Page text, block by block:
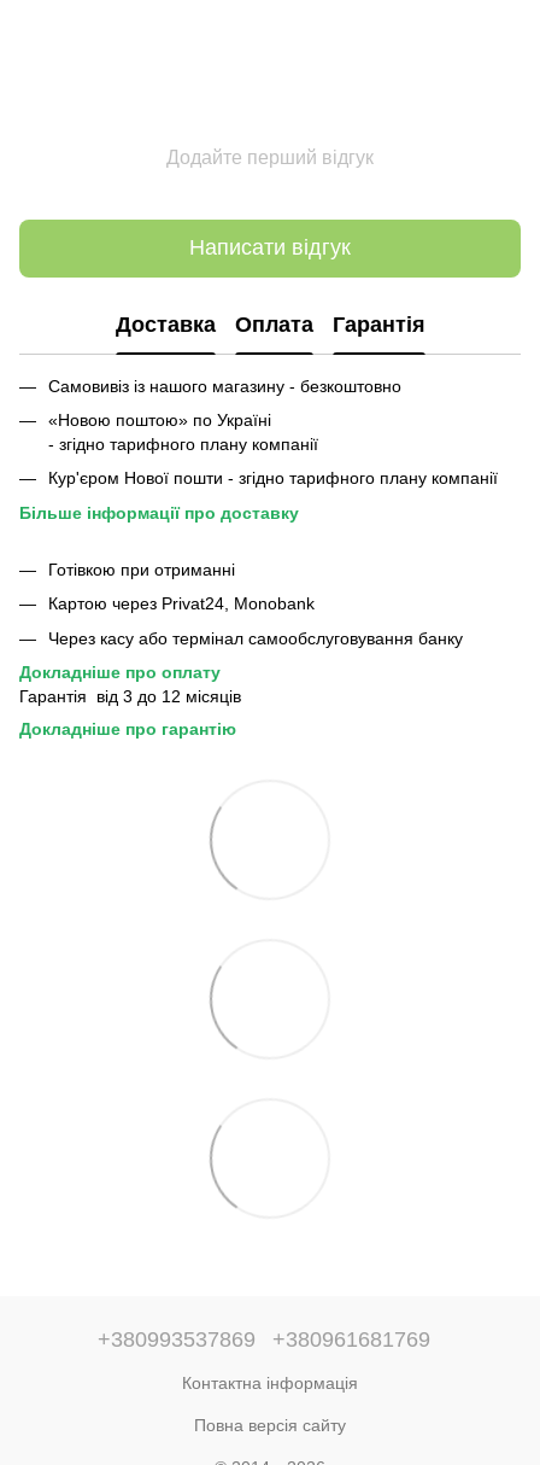
Додайте перший відгук
Написати відгук
Доставка Оплата Гарантія
Самовивіз із нашого магазину - безкоштовно
«Новою поштою» по Україні
- згідно тарифного плану компанії
Кур'єром Нової пошти - згідно тарифного плану компанії
Більше інформації про доставку
Готівкою при отриманні
Картою через Privat24, Monobank
Через касу або термінал самообслуговування банку
Докладніше про оплату
Гарантія від 3 до 12 місяців
Докладніше про гарантію
+380993537869 +380961681769
Контактна інформація
Повна версія сайту